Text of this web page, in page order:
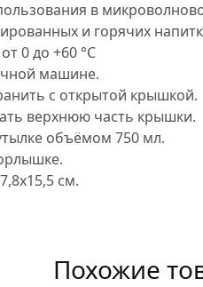
в
и горячих
0 до +60 °C
машине.
с открытой крышкой.
верхнюю часть крышки.
объёмом 750 мл.
см.
Похожие